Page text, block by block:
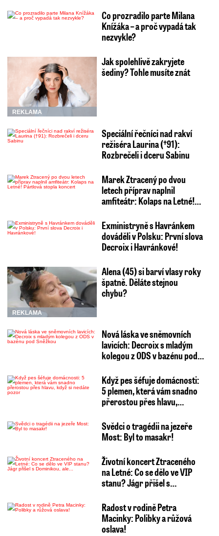
Co prozradilo parte Milana
Knížáka – a proč vypadá tak
nezvykle?
REKLAMA
Jak spolehlivě zakryjete
šediny? Tohle musíte znát
Speciální řečníci nad rakví
režiséra Laurina (†91):
Rozbrečeli i dceru Sabinu
Marek Ztracený po dvou
letech příprav naplnil
amfiteátr: Kolaps na Letné!…
Exministryně s Havránkem
dováděli v Polsku: První slova
Decroix i Havránkové!
REKLAMA
Alena (45) si barví vlasy roky
špatně. Děláte stejnou
chybu?
Nová láska ve sněmovních
lavicích: Decroix s mladým
kolegou z ODS v bazénu pod…
Když pes šéfuje domácnosti:
5 plemen, která vám snadno
přerostou přes hlavu,…
Svědci o tragédii na jezeře
Most: Byl to masakr!
Životní koncert Ztraceného
na Letné: Co se dělo ve VIP
stanu? Jágr přišel s…
Radost v rodině Petra
Macinky: Polibky a růžová
oslava!